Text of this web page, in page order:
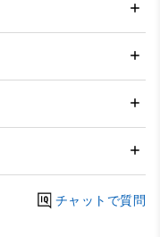
チャットで質問